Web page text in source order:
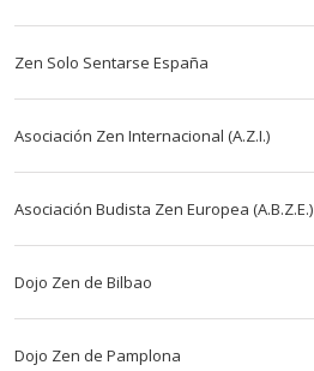
Zen Solo Sentarse España
Asociación Zen Internacional (A.Z.I.)
Asociación Budista Zen Europea (A.B.Z.E.)
Dojo Zen de Bilbao
Dojo Zen de Pamplona